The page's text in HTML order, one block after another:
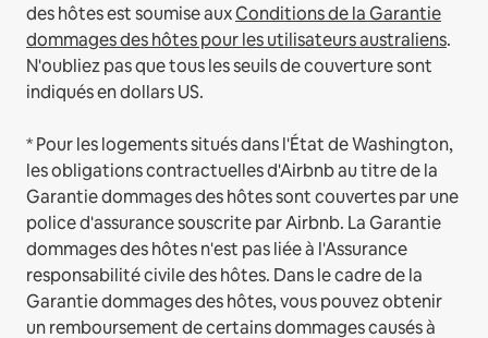
des hôtes est soumise auxConditions de la Garantie
dommages des hôtes pour les utilisateurs australiens.
N'oubliez pas que tous les seuils de couverture sont
indiqués en dollars US.
* Pour les logements situés dans l'État de Washington,
les obligations contractuelles d'Airbnb au titre de la
Garantie dommages des hôtes sont couvertes par une
police d'assurance souscrite par Airbnb. La Garantie
dommages des hôtes n'est pas liée à l'Assurance
responsabilité civile des hôtes. Dans le cadre de la
Garantie dommages des hôtes, vous pouvez obtenir
un remboursement de certains dommages causés à